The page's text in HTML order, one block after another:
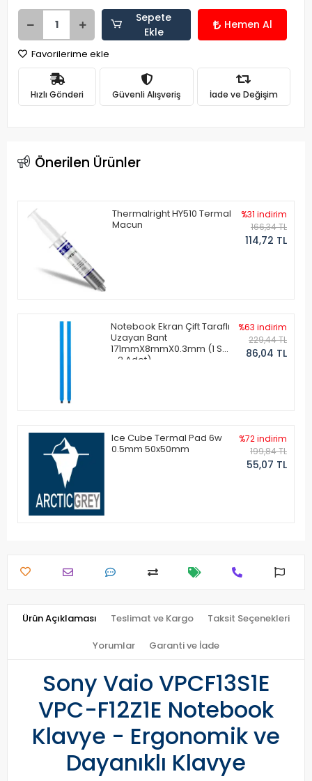
Sepete
Ekle
Hemen Al
Favorilerime ekle
Hızlı Gönderi Güvenli Alışveriş İade ve Değişim
Önerilen Ürünler
Thermalright HY510 Termal
Macun
%31 indirim
166,34 TL
114,72 TL
Notebook Ekran Çift Taraflı
Uzayan Bant
171mmX8mmX0.3mm (1 Set
- 2 Adet)
%63 indirim
229,44 TL
86,04 TL
Ice Cube Termal Pad 6w
0.5mm 50x50mm
%72 indirim
199,84 TL
55,07 TL
Ürün Açıklaması Teslimat ve Kargo Taksit Seçenekleri
Yorumlar Garanti ve İade
Sony Vaio VPCF13S1E
VPC-F12Z1E Notebook
Klavye - Ergonomik ve
Dayanıklı Klavye